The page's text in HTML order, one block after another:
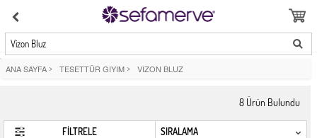
Vizon Bluz
ANA SAYFA > TESETTÜR GIYIM > VIZON BLUZ
8 Ürün Bulundu
FİLTRELE